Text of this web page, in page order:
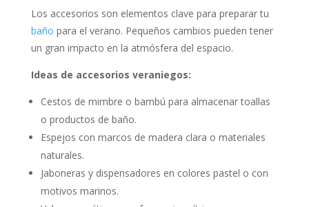
Los accesorios son elementos clave para preparar tu
baño para el verano. Pequeños cambios pueden tener
un gran impacto en la atmósfera del espacio.
Ideas de accesorios veraniegos:
Cestos de mimbre o bambú para almacenar toallas
o productos de baño.
Espejos con marcos de madera clara o materiales
naturales.
Jaboneras y dispensadores en colores pastel o con
motivos marinos.